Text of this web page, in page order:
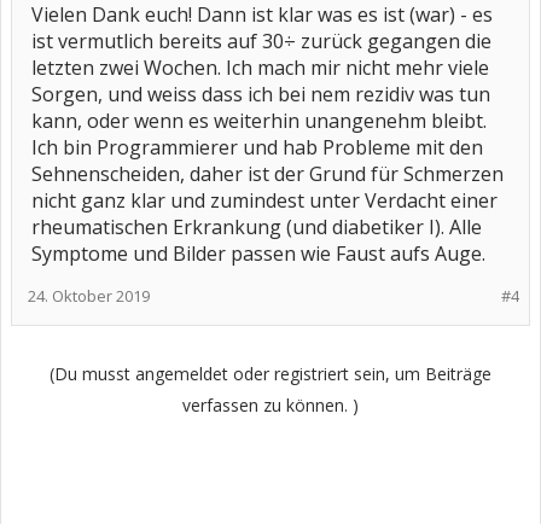
Vielen Dank euch! Dann ist klar was es ist (war) - es
ist vermutlich bereits auf 30÷ zurück gegangen die
letzten zwei Wochen. Ich mach mir nicht mehr viele
Sorgen, und weiss dass ich bei nem rezidiv was tun
kann, oder wenn es weiterhin unangenehm bleibt.
Ich bin Programmierer und hab Probleme mit den
Sehnenscheiden, daher ist der Grund für Schmerzen
nicht ganz klar und zumindest unter Verdacht einer
rheumatischen Erkrankung (und diabetiker I). Alle
Symptome und Bilder passen wie Faust aufs Auge.
#4
24. Oktober 2019
(Du musst angemeldet oder registriert sein, um Beiträge
verfassen zu können. )